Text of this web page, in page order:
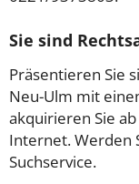
Sie sind
Präsentieren Sie
Neu-Ulm mit
akquirieren Sie
Internet. Werden
Suchservice.